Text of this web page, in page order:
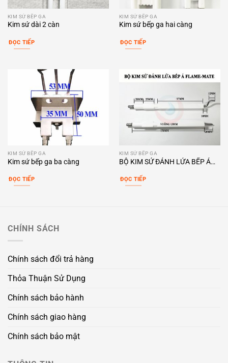
KIM SỨ BẾP GA
Kim sứ dài 2 càn
ĐỌC TIẾP
KIM SỨ BẾP GA
Kim sứ bếp ga hai càng
ĐỌC TIẾP
KIM SỨ BẾP GA
Kim sứ bếp ga ba càng
ĐỌC TIẾP
KIM SỨ BẾP GA
BỘ KIM SỨ ĐÁNH LỬA BẾP Á
ĐỌC TIẾP
CHÍNH SÁCH
Chính sách đổi trả hàng
Thỏa Thuận Sử Dụng
Chính sách bảo hành
Chính sách giao hàng
Chính sách bảo mật